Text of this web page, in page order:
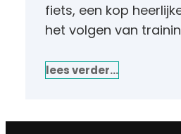
fiets, een kop
het volgen van
lees verder…